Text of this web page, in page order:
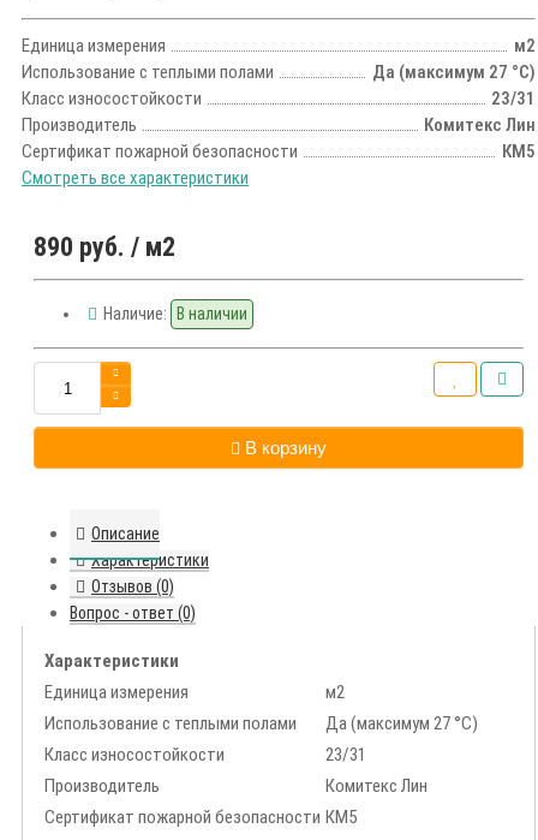
Единица измерения
м2
Использование с теплыми полами
Да (максимум 27 °С)
Класс износостойкости
23/31
Производитель
Комитекс Лин
Сертификат пожарной безопасности
КМ5
Смотреть все характеристики
890 руб. / м2
Наличие: В наличии
В корзину
Описание
Характеристики
Отзывов (0)
Вопрос - ответ (0)
Характеристики
Единица измерения
м2
Использование с теплыми полами
Да (максимум 27 °С)
Класс износостойкости
23/31
Производитель
Комитекс Лин
Сертификат пожарной безопасности КМ5